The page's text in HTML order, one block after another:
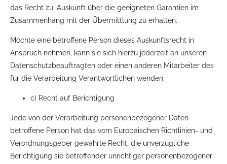
das Recht zu, Auskunft über die geeigneten Garantien im
Zusammenhang mit der Übermittlung zu erhalten.
Möchte eine betroffene Person dieses Auskunftsrecht in
Anspruch nehmen, kann sie sich hierzu jederzeit an unseren
Datenschutzbeauftragten oder einen anderen Mitarbeiter des
für die Verarbeitung Verantwortlichen wenden.
c) Recht auf Berichtigung
Jede von der Verarbeitung personenbezogener Daten
betroffene Person hat das vom Europäischen Richtlinien- und
Verordnungsgeber gewährte Recht, die unverzügliche
Berichtigung sie betreffender unrichtiger personenbezogener